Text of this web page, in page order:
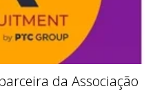
da Associação